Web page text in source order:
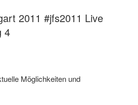
2011 #jfs2011 Live
4
Möglichkeiten und